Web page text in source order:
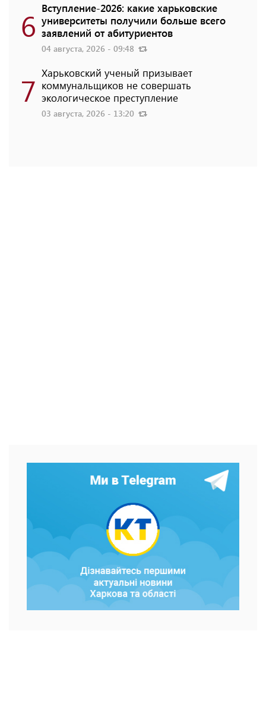
6 Вступление-2026: какие харьковские
университеты получили больше всего
заявлений от абитуриентов
04 августа, 2026 - 09:48
7 Харьковский ученый призывает
коммунальщиков не совершать
экологическое преступление
03 августа, 2026 - 13:20